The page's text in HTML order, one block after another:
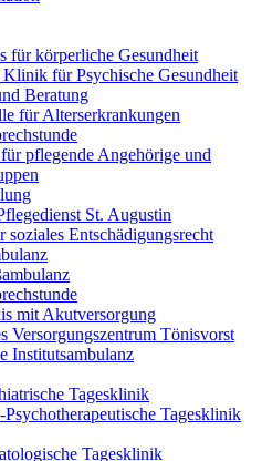
für körperliche Gesundheit
für Psychische Gesundheit
Beratung
für Alterserkrankungen
pflegende Angehörige und
St. Augustin
soziales Entschädigungsrecht
mit Akutversorgung
Versorgungszentrum Tönisvorst
Institutsambulanz
Tagesklinik
Psychotherapeutische Tagesklinik
Tagesklinik